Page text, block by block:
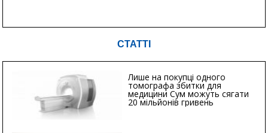
СТАТТІ
Лише на покупці одного
томографа збитки для
медицини Сум можуть сягати
20 мільйонів гривень